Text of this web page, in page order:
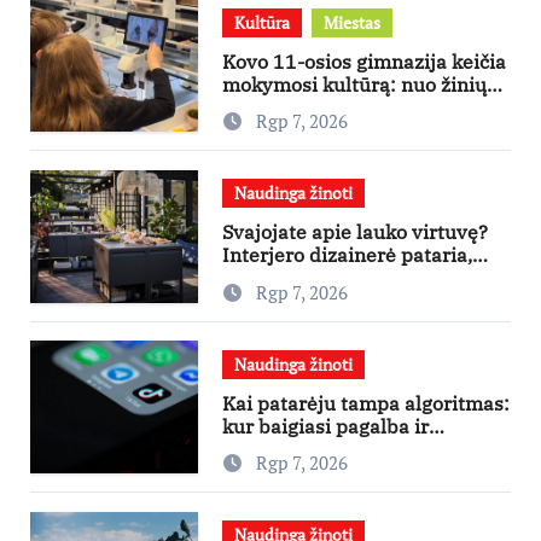
Kultūra Miestas
Kovo 11-osios gimnazija keičia
mokymosi kultūrą: nuo žinių
kaupimo – prie jų supratimo ir
taikymo
Rgp 7, 2026
Naudinga žinoti
Svajojate apie lauko virtuvę?
Interjero dizainerė pataria,
nuo ko pradėti
Rgp 7, 2026
Naudinga žinoti
Kai patarėju tampa algoritmas:
kur baigiasi pagalba ir
prasideda reklama?
Rgp 7, 2026
Naudinga žinoti